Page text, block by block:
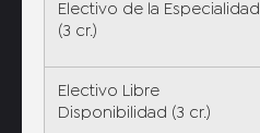
Electivo de la Especialidad
(3 cr.)
Electivo Libre
Disponibilidad (3 cr.)